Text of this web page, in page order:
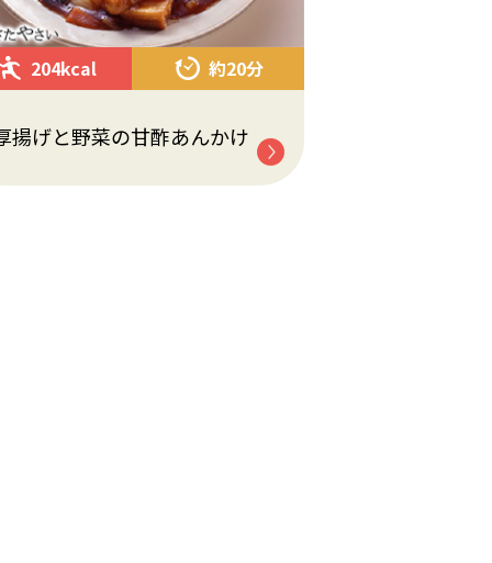
204kcal 約20分
揚げと野菜の甘酢あんかけ